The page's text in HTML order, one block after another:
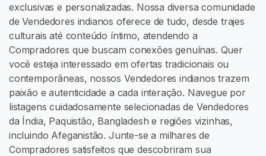
exclusivas e personalizadas. Nossa diversa comunidade
de Vendedores indianos oferece de tudo, desde trajes
culturais até conteúdo íntimo, atendendo a
Compradores que buscam conexões genuínas. Quer
você esteja interessado em ofertas tradicionais ou
contemporâneas, nossos Vendedores indianos trazem
paixão e autenticidade a cada interação. Navegue por
listagens cuidadosamente selecionadas de Vendedores
da Índia, Paquistão, Bangladesh e regiões vizinhas,
incluindo Afeganistão. Junte-se a milhares de
Compradores satisfeitos que descobriram sua
E
V
A
-
S
E
G
Á
T
I
S
>